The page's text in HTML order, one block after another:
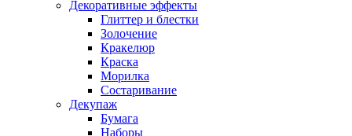
Декоративные эффекты
Глиттер и блестки
Золочение
Кракелюр
Краска
Морилка
Состаривание
Декупаж
Бумага
Наборы